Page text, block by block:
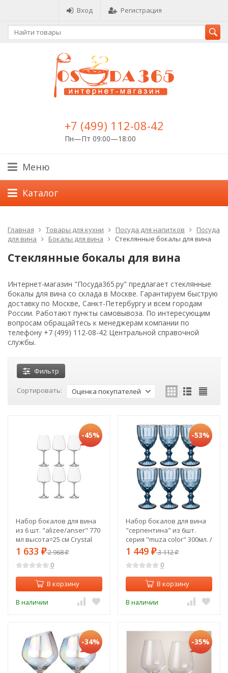
Вход Регистрация
+7 (499) 112-08-42
Пн—Пт 09:00—18:00
Меню
Каталог
Главная Товары для кухни Посуда для напитков
Посуда
для вина
Бокалы для вина Стеклянные бокалы для вина
Стеклянные бокалы для вина
Интернет-магазин "Посуда365.ру" предлагает стеклянные
бокалы для вина со склада в Москве. Гарантируем быструю
доставку по Москве, Санкт-Петербургу и всем городам
России. Работают пункты самовывоза. По интересующим
вопросам обращайтесь к менеджерам компании по
телефону +7 (499) 112-08-42 Центральной справочной
службы.
Фильтр
Сортировать: Оценка покупателей
-45%
Набор бокалов для вина
из 6 шт. "alizee/anser" 770
мл высота=25 см Crystal
Bohemia (669-191)
1 633 ₽2 968₽
0
В корзину
В наличии
-53%
Набор бокалов для вина
"серпентина" из 6шт.
серия "muza color" 300мл. /
в=17 см Lefard (781-104)
1 449 ₽3 112₽
0
В корзину
В наличии
-34% -35%